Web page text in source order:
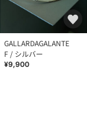
GALLARDAGALANTE
F / シルバー
¥9,900